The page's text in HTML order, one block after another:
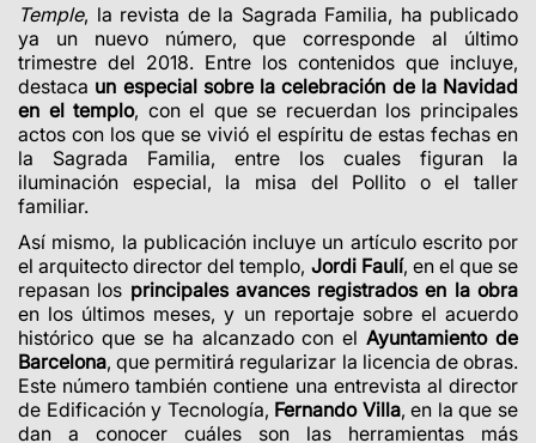
Temple, la revista de la Sagrada Familia, ha publicado
ya un nuevo número, que corresponde al último
trimestre del 2018. Entre los contenidos que incluye,
destaca un especial sobre la celebración de la Navidad
en el templo, con el que se recuerdan los principales
actos con los que se vivió el espíritu de estas fechas en
la Sagrada Familia, entre los cuales figuran la
iluminación especial, la misa del Pollito o el taller
familiar.
Así mismo, la publicación incluye un artículo escrito por
el arquitecto director del templo, Jordi Faulí, en el que se
repasan los principales avances registrados en la obra
en los últimos meses, y un reportaje sobre el acuerdo
histórico que se ha alcanzado con elAyuntamiento de
Barcelona, que permitirá regularizar la licencia de obras.
Este número también contiene una entrevista al director
de Edificación y Tecnología, Fernando Villa, en la que se
dan a conocer cuáles son las herramientas más